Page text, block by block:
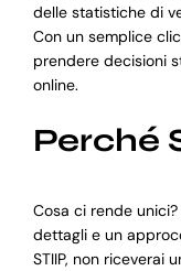
delle statistiche di
Con un semplice
prendere decisioni
online.
Perché
Cosa ci rende
dettagli e un
STIIP, non riceverai